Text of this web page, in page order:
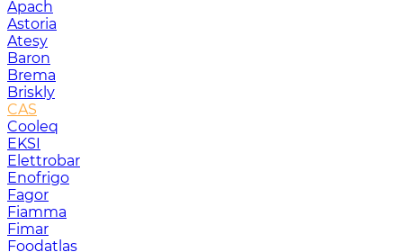
Apach
Astoria
Atesy
Baron
Brema
Briskly
CAS
Cooleq
EKSI
Elettrobar
Enofrigo
Fagor
Fiamma
Fimar
Foodatlas